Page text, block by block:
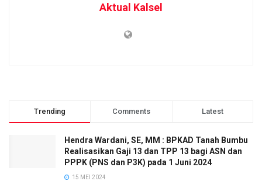
Aktual Kalsel
Trending Comments Latest
Hendra Wardani, SE, MM : BPKAD Tanah Bumbu
Realisasikan Gaji 13 dan TPP 13 bagi ASN dan
PPPK (PNS dan P3K) pada 1 Juni 2024
15 MEI 2024